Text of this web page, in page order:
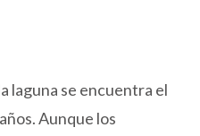
laguna se encuentra el
Aunque los